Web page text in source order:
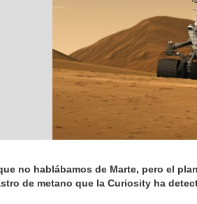
no hablábamos de Marte, pero el
de metano que la Curiosity ha